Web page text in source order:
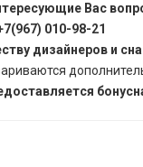
Вас
010-98-21
дизайнеров и